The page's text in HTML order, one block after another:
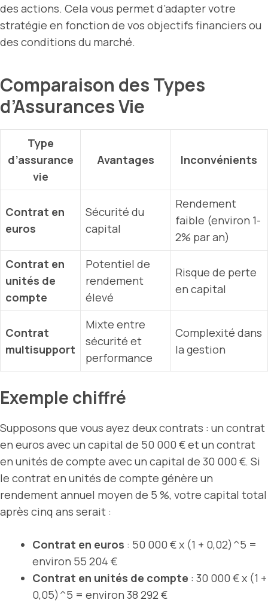
des actions. Cela vous permet d’adapter votre
stratégie en fonction de vos objectifs financiers ou
des conditions du marché.
Comparaison des Types
d’Assurances Vie
Type
d’assurance
vie
Avantages Inconvénients
Contrat en
euros
Sécurité du
capital
Rendement
faible (environ 1-
2% par an)
Contrat en
unités de
compte
Potentiel de
rendement
élevé
Risque de perte
en capital
Contrat
multisupport
Mixte entre
sécurité et
performance
Complexité dans
la gestion
Exemple chiffré
Supposons que vous ayez deux contrats : un contrat
en euros avec un capital de 50 000 € et un contrat
en unités de compte avec un capital de 30 000 €. Si
le contrat en unités de compte génère un
rendement annuel moyen de 5 %, votre capital total
après cinq ans serait :
Contrat en euros : 50 000 € x (1 + 0,02)^5 =
environ 55 204 €
Contrat en unités de compte : 30 000 € x (1 +
0,05)^5 = environ 38 292 €